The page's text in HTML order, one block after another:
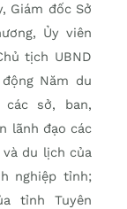
Giám đốc Sở
Ủy viên
tịch UBND
Năm du
các sở, ban,
lãnh đạo các
du lịch của
nghiệp tỉnh;
tỉnh Tuyên